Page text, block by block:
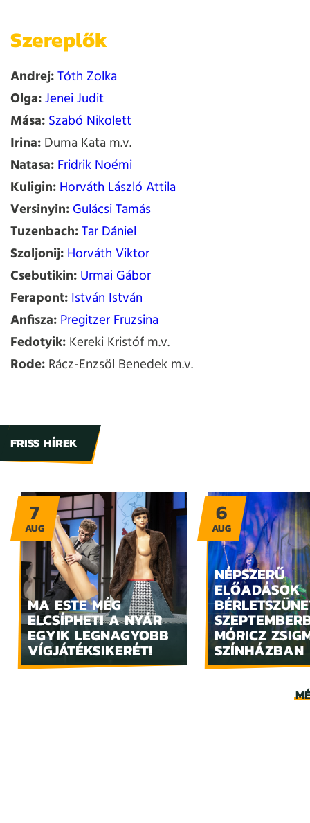
Szereplők
Andrej:Tóth Zolka
Olga:Jenei Judit
Mása:Szabó Nikolett
Irina:Duma Kata m.v.
Natasa:Fridrik Noémi
Kuligin:Horváth László Attila
Versinyin:Gulácsi Tamás
Tuzenbach:Tar Dániel
Szoljonij:Horváth Viktor
Csebutikin:Urmai Gábor
Ferapont:István István
Anfisza:Pregitzer Fruzsina
Fedotyik:Kereki Kristóf m.v.
Rode:Rácz-Enzsöl Benedek m.v.
FRISS HÍREK
MA ESTE MÉG
ELCSÍPHETI A NYÁR
EGYIK LEGNAGYOBB
VÍGJÁTÉKSIKERÉT!
7
AUG
NÉPSZERŰ
ELŐADÁSOK
MÓRICZ
SZÍNHÁZBAN
6
AUG